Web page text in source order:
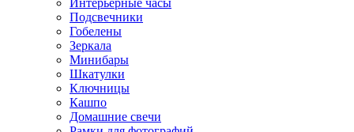
Интерьерные часы
Подсвечники
Гобелены
Зеркала
Минибары
Шкатулки
Ключницы
Кашпо
Домашние свечи